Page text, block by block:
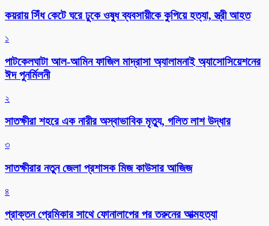
কয়রায় সিঁধ কেটে ঘরে ঢুকে ওষুধ ব্যবসায়ীকে কুপিয়ে হত্যা, স্ত্রী আহত
১
পাটকেলঘাটা আল-আমিন ফাজিল মাদ্রাসা অ্যালামনাই অ্যাসোসিয়েশনের
ঈদ পুনর্মিলনী
২
সাতক্ষীরা শহরে এক নারীর অস্বাভাবিক মৃত্যু, গলিত লাশ উদ্ধার
৩
সাতক্ষীরার নতুন জেলা প্রশাসক মিজ কাউসার আজিজ
৪
প্রাক্তন প্রেমিকার সাথে ফোনালাপের পর তরুনের আত্মহত্যা